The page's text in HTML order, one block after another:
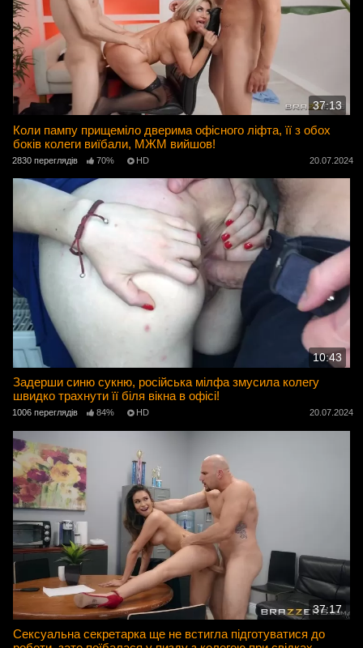
37:13
Коли пампу прищеміло дверима офісного ліфта, її з обох
боків колеги виїбали, МЖМ вийшов!
2830 переглядів 70% HD 20.07.2024
10:43
Задерши синю сукню, російська мілфа змусила колегу
швидко трахнути її біля вікна в офісі!
1006 переглядів 84% HD 20.07.2024
37:17
Сексуальна секретарка ще не встигла підготуватися до